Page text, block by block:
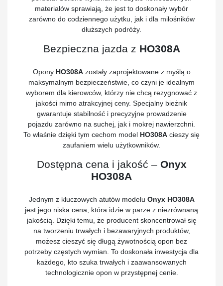
materiałów sprawiają, że jest to doskonały wybór
zarówno do codziennego użytku, jak i dla miłośników
dłuższych podróży.
Bezpieczna jazda z HO308A
Opony HO308Azostały zaprojektowane z myślą o
maksymalnym bezpieczeństwie, co czyni je idealnym
wyborem dla kierowców, którzy nie chcą rezygnować z
jakości mimo atrakcyjnej ceny. Specjalny bieżnik
gwarantuje stabilność i precyzyjne prowadzenie
pojazdu zarówno na suchej, jak i mokrej nawierzchni.
To właśnie dzięki tym cechom model HO308A cieszy się
zaufaniem wielu użytkowników.
Dostępna cena i jakość – Onyx
HO308A
Jednym z kluczowych atutów modelu Onyx HO308A
jest jego niska cena, która idzie w parze z niezrównaną
jakością. Dzięki temu, że producent skoncentrował się
na tworzeniu trwałych i bezawaryjnych produktów,
możesz cieszyć się długą żywotnością opon bez
potrzeby częstych wymian. To doskonała inwestycja dla
każdego, kto szuka trwałych i zaawansowanych
technologicznie opon w przystępnej cenie.